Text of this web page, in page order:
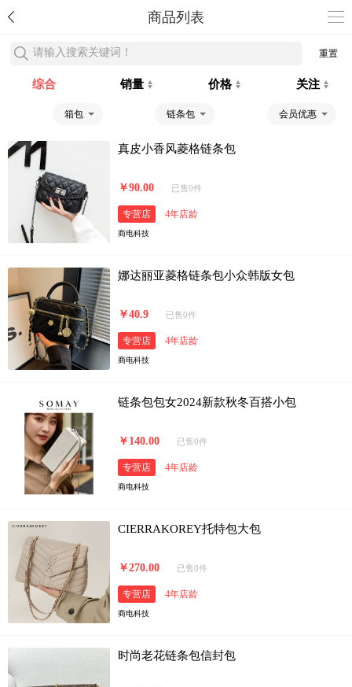
商品列表
请输入搜索关键词！ 重置
综合 销量 价格 关注
箱包 链条包 会员优惠
真皮小香风菱格链条包
￥90.00 已售0件
专营店 4年店龄
商电科技
娜达丽亚菱格链条包小众韩版女包
￥40.9 已售0件
专营店 4年店龄
商电科技
链条包包女2024新款秋冬百搭小包
￥140.00 已售0件
专营店 4年店龄
商电科技
CIERRAKOREY托特包大包
￥270.00 已售0件
专营店 4年店龄
商电科技
时尚老花链条包信封包